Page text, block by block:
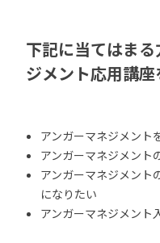
下記に当てはま
ジメント応用講
アンガーマネジメント
アンガーマネジメント
アンガーマネジメント
になりたい
アンガーマネジメント